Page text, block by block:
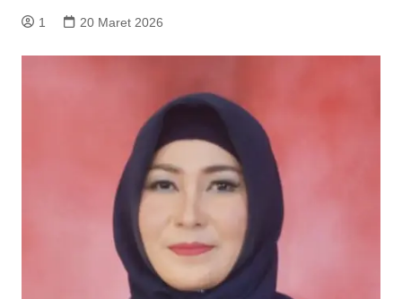
1 20 Maret 2026